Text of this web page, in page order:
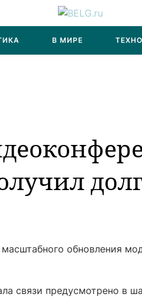
В МИРЕ
обновления
связи предусмотрено в